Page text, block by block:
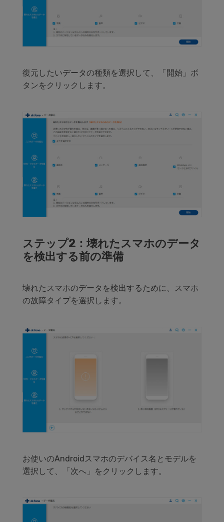
復元したいデータの種類を選択して、「開始」ボ
タンをクリックします。
ステップ2：壊れたスマホのデータ
を検出する前の準備
壊れたスマホのデータを検出するために、スマホ
の故障タイプを選択します。
お使いのAndroidスマホのデバイス名とモデルを
選択して、「次へ」をクリックします。